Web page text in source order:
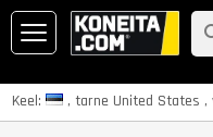
Keel: , tarne United States ,